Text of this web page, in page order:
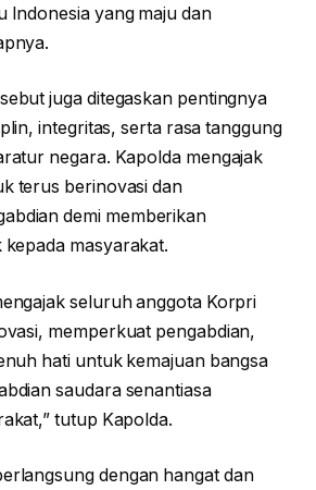
Indonesia yang maju dan
juga ditegaskan pentingnya
integritas, serta rasa tanggung
negara. Kapolda mengajak
terus berinovasi dan
demi memberikan
masyarakat.
seluruh anggota Korpri
memperkuat pengabdian,
hati untuk kemajuan bangsa
saudara senantiasa
tutup Kapolda.
dengan hangat dan